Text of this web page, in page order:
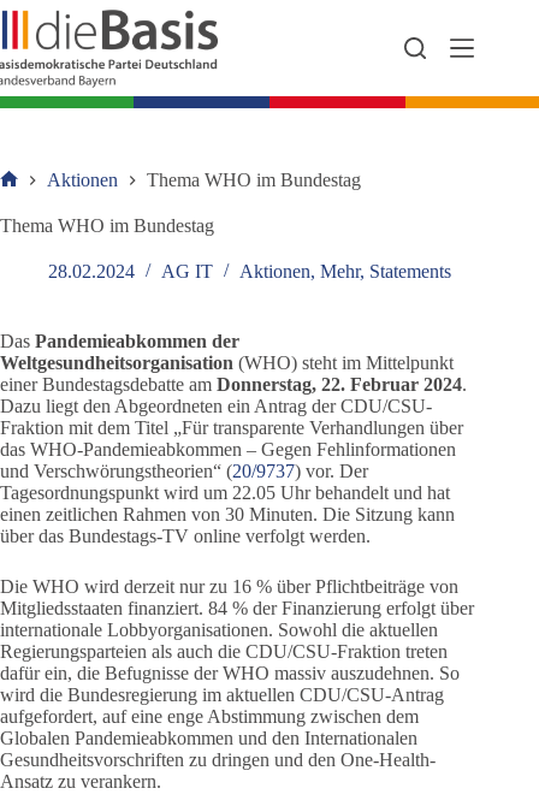
Zum
Inhalt
springen
Aktionen Thema WHO im Bundestag
Thema WHO im Bundestag
28.02.2024 AG IT Aktionen, Mehr, Statements
Das Pandemieabkommen der
Weltgesundheitsorganisation (WHO) steht im Mittelpunkt
einer Bundestagsdebatte am Donnerstag, 22. Februar 2024.
Dazu liegt den Abgeordneten ein Antrag der CDU/CSU-
Fraktion mit dem Titel „Für transparente Verhandlungen über
das WHO-Pandemieabkommen – Gegen Fehlinformationen
und Verschwörungstheorien“ (20/9737) vor. Der
Tagesordnungspunkt wird um 22.05 Uhr behandelt und hat
einen zeitlichen Rahmen von 30 Minuten. Die Sitzung kann
über das Bundestags-TV online verfolgt werden.
Die WHO wird derzeit nur zu 16 % über Pflichtbeiträge von
Mitgliedsstaaten finanziert. 84 % der Finanzierung erfolgt über
internationale Lobbyorganisationen. Sowohl die aktuellen
Regierungsparteien als auch die CDU/CSU-Fraktion treten
dafür ein, die Befugnisse der WHO massiv auszudehnen. So
wird die Bundesregierung im aktuellen CDU/CSU-Antrag
aufgefordert, auf eine enge Abstimmung zwischen dem
Globalen Pandemieabkommen und den Internationalen
Gesundheitsvorschriften zu dringen und den One-Health-
Ansatz zu verankern.